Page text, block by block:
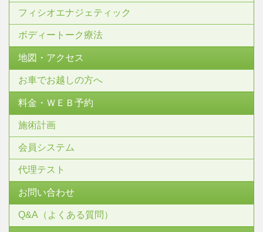
フィシオエナジェティック
ボディートーク療法
地図・アクセス
お車でお越しの方へ
料金・ＷＥＢ予約
施術計画
会員システム
代理テスト
お問い合わせ
Q&A（よくある質問）